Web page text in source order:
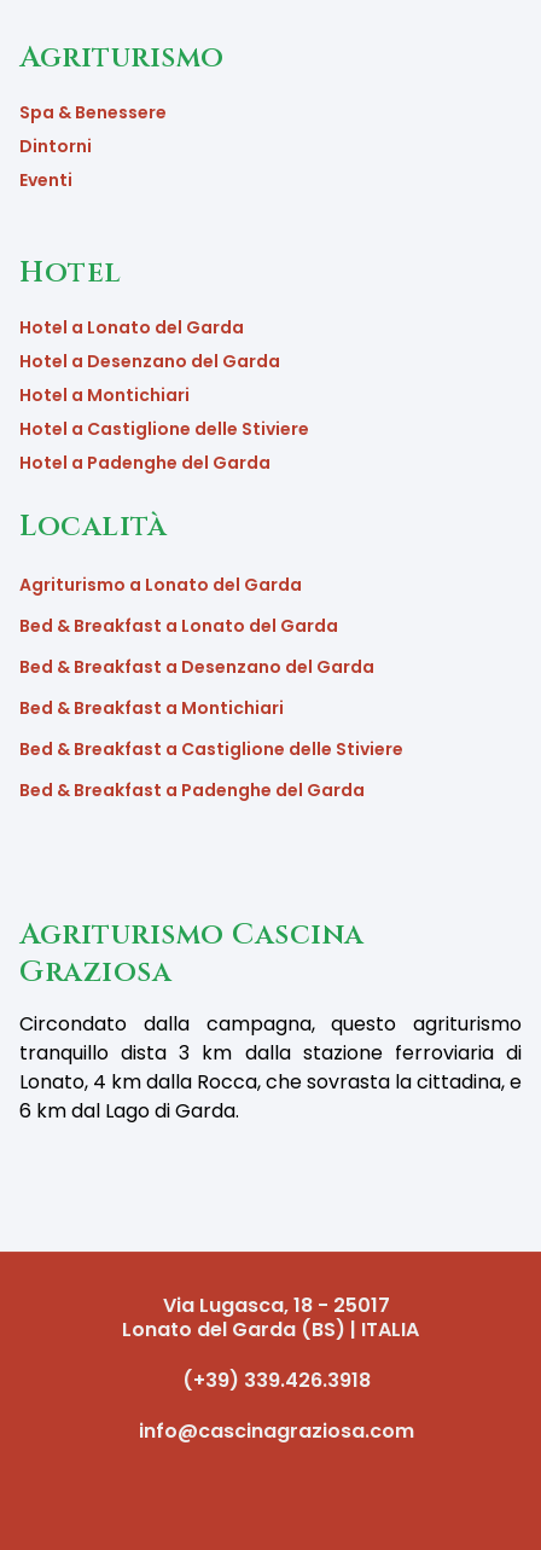
Agriturismo
Spa & Benessere
Dintorni
Eventi
Hotel
Hotel a Lonato del Garda
Hotel a Desenzano del Garda
Hotel a Montichiari
Hotel a Castiglione delle Stiviere
Hotel a Padenghe del Garda
Località
Agriturismo a Lonato del Garda
Bed & Breakfast a Lonato del Garda
Bed & Breakfast a Desenzano del Garda
Bed & Breakfast a Montichiari
Bed & Breakfast a Castiglione delle Stiviere
Bed & Breakfast a Padenghe del Garda
Agriturismo Cascina
Graziosa
Circondato dalla campagna, questo agriturismo
tranquillo dista 3 km dalla stazione ferroviaria di
Lonato, 4 km dalla Rocca, che sovrasta la cittadina, e
6 km dal Lago di Garda.
Via Lugasca, 18 - 25017
Lonato del Garda (BS) | ITALIA
(+39) 339.426.3918
info@cascinagraziosa.com